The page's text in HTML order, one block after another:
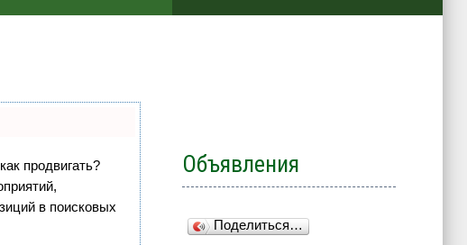
продвигать?
в поисковых
Объявления
Поделиться…